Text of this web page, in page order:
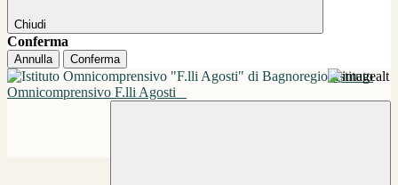
Chiudi
Conferma
Annulla Conferma
Istituto
Omnicomprensivo F.lli Agosti